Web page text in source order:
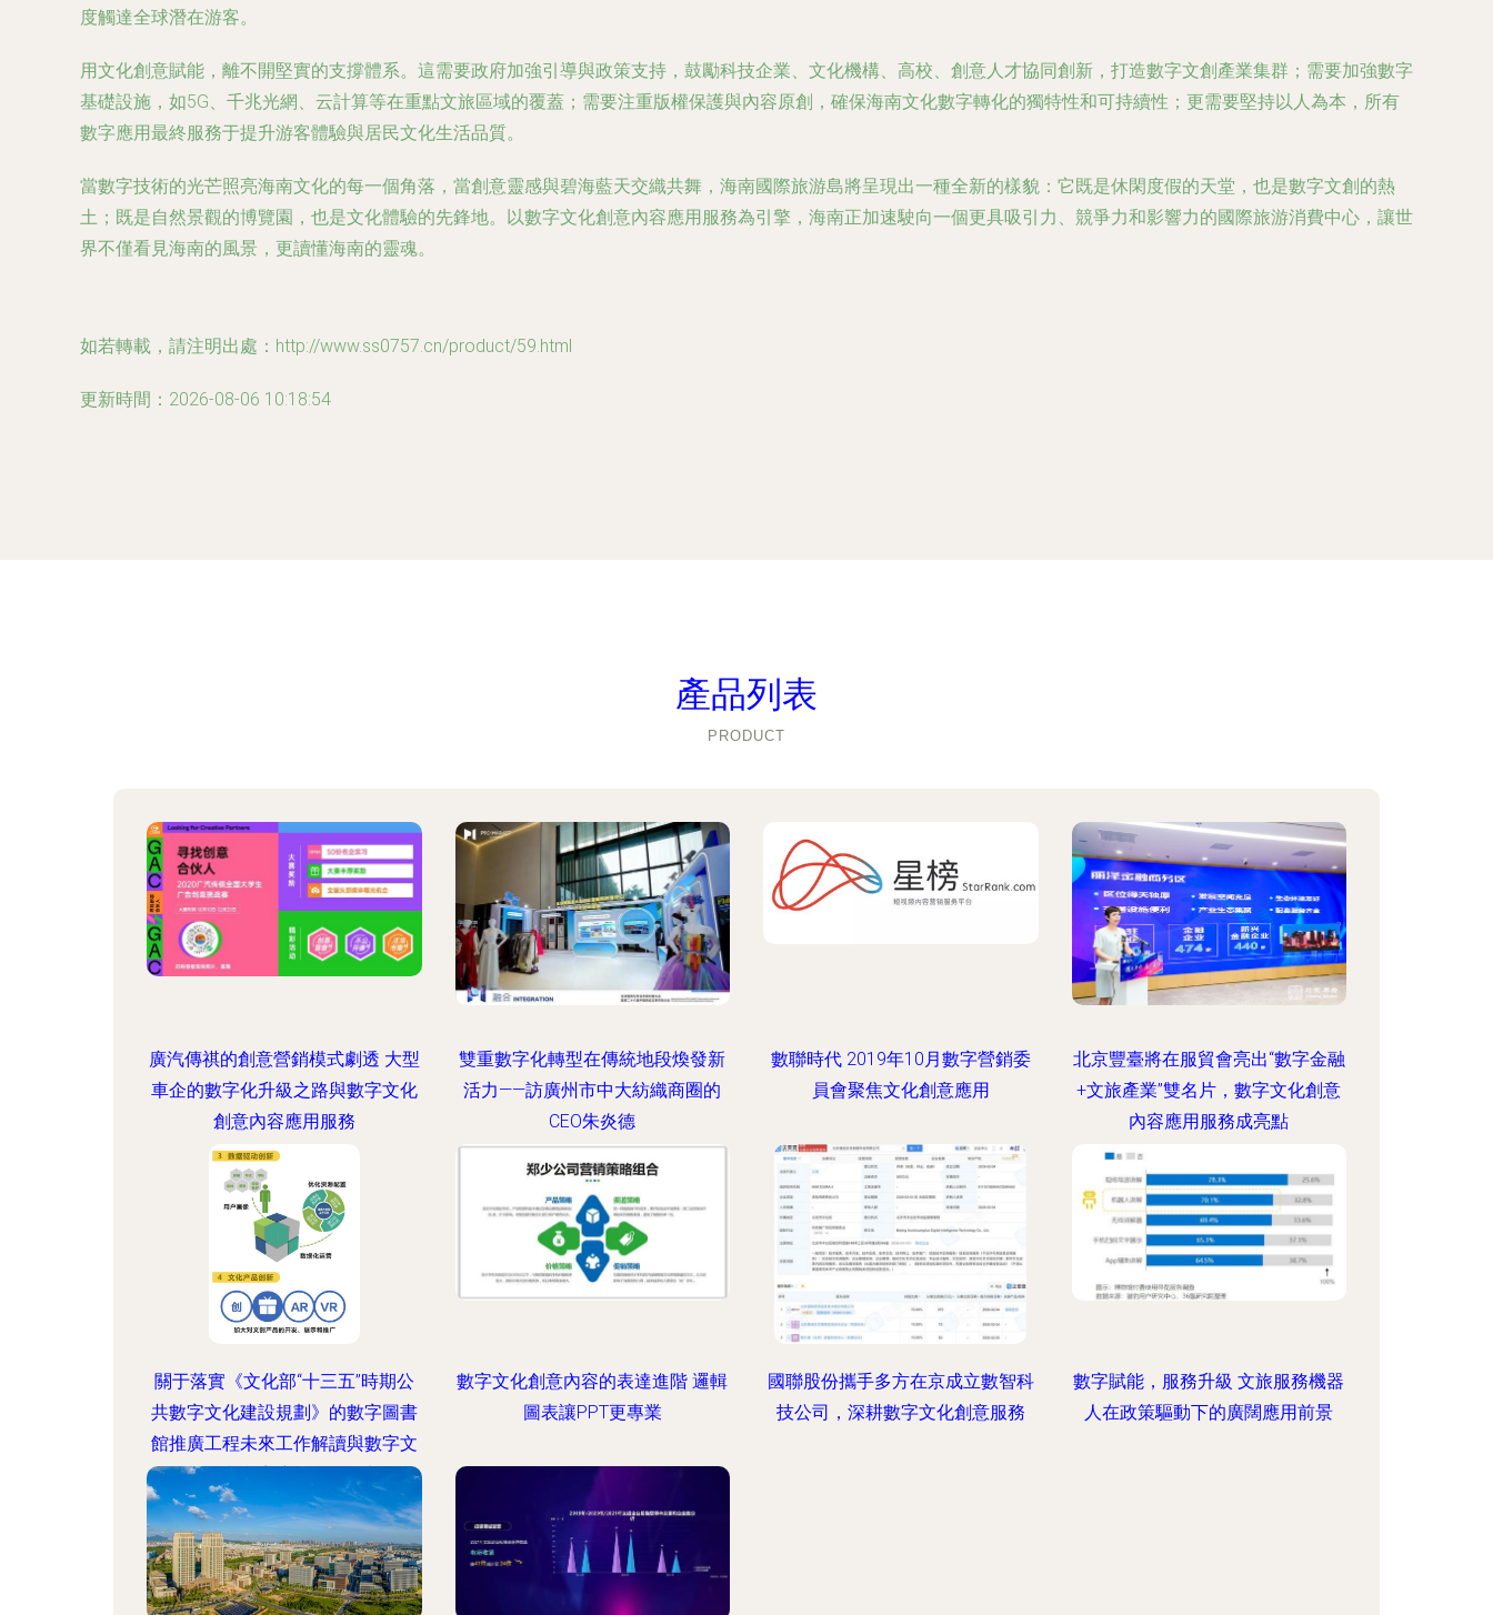
度觸達全球潛在游客。
用文化創意賦能，離不開堅實的支撐體系。這需要政府加強引導與政策支持，鼓勵科技企業、文化機構、高校、創意人才協同創新，打造數字文創產業集群；需要加強數字
基礎設施，如5G、千兆光網、云計算等在重點文旅區域的覆蓋；需要注重版權保護與內容原創，確保海南文化數字轉化的獨特性和可持續性；更需要堅持以人為本，所有
數字應用最終服務于提升游客體驗與居民文化生活品質。
當數字技術的光芒照亮海南文化的每一個角落，當創意靈感與碧海藍天交織共舞，海南國際旅游島將呈現出一種全新的樣貌：它既是休閑度假的天堂，也是數字文創的熱
土；既是自然景觀的博覽園，也是文化體驗的先鋒地。以數字文化創意內容應用服務為引擎，海南正加速駛向一個更具吸引力、競爭力和影響力的國際旅游消費中心，讓世
界不僅看見海南的風景，更讀懂海南的靈魂。
如若轉載，請注明出處：http://www.ss0757.cn/product/59.html
更新時間：2026-08-06 10:18:54
產品列表
PRODUCT
廣汽傳祺的創意營銷模式劇透 大型
車企的數字化升級之路與數字文化
創意內容應用服務
雙重數字化轉型在傳統地段煥發新
活力——訪廣州市中大紡織商圈的
CEO朱炎德
數聯時代 2019年10月數字營銷委
員會聚焦文化創意應用
北京豐臺將在服貿會亮出“數字金融
+文旅產業”雙名片，數字文化創意
內容應用服務成亮點
關于落實《文化部“十三五”時期公
共數字文化建設規劃》的數字圖書
館推廣工程未來工作解讀與數字文
化創意內容應用服務規劃
數字文化創意內容的表達進階 邏輯
圖表讓PPT更專業
國聯股份攜手多方在京成立數智科
技公司，深耕數字文化創意服務
數字賦能，服務升級 文旅服務機器
人在政策驅動下的廣闊應用前景